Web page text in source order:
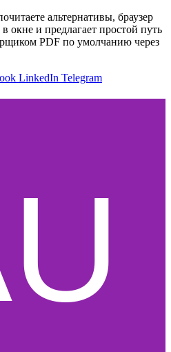
альтернативы, браузер
окне и предлагает простой путь
PDF по умолчанию через
LinkedIn Telegram